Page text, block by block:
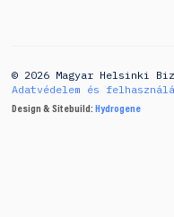
© 2026 Magyar Helsinki
Adatvédelem és
Design & Sitebuild: Hydrogene